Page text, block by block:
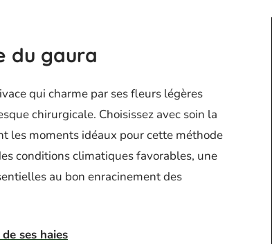
du gaura
qui charme par ses fleurs légères
chirurgicale. Choisissez avec soin la
les moments idéaux pour cette méthode
conditions climatiques favorables, une
au bon enracinement des
ses haies